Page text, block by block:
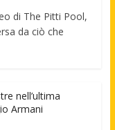
di The Pitti Pool,
da ciò che
nell’ultima
Armani